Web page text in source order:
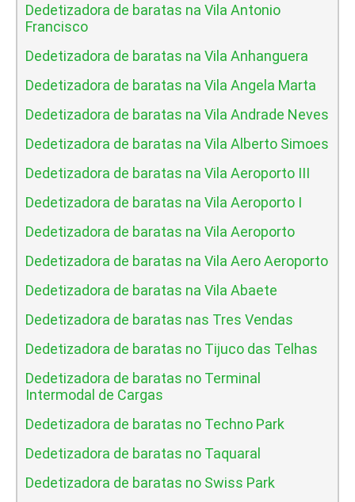
Dedetizadora de baratas na Vila Antonio
Francisco
Dedetizadora de baratas na Vila Anhanguera
Dedetizadora de baratas na Vila Angela Marta
Dedetizadora de baratas na Vila Andrade Neves
Dedetizadora de baratas na Vila Alberto Simoes
Dedetizadora de baratas na Vila Aeroporto III
Dedetizadora de baratas na Vila Aeroporto I
Dedetizadora de baratas na Vila Aeroporto
Dedetizadora de baratas na Vila Aero Aeroporto
Dedetizadora de baratas na Vila Abaete
Dedetizadora de baratas nas Tres Vendas
Dedetizadora de baratas no Tijuco das Telhas
Dedetizadora de baratas no Terminal
Intermodal de Cargas
Dedetizadora de baratas no Techno Park
Dedetizadora de baratas no Taquaral
Dedetizadora de baratas no Swiss Park